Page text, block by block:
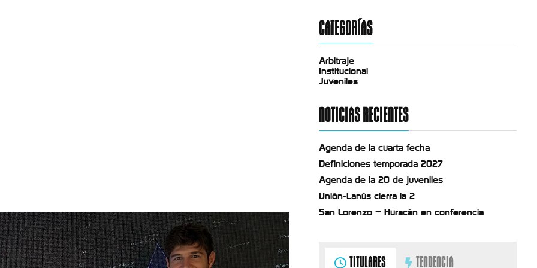
CATEGORÍAS
Arbitraje
Institucional
Juveniles
NOTICIAS RECIENTES
Agenda de la cuarta fecha
Definiciones temporada 2027
Agenda de la 20 de juveniles
Unión-Lanús cierra la 2
San Lorenzo – Huracán en conferencia
TITULARES TENDENCIA